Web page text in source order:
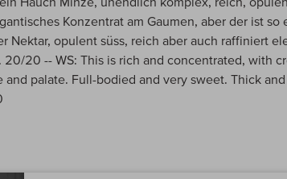
Konzentrat am Gaumen, aber der ist
Nektar, opulent süss, reich aber auch raffiniert
20/20 -- WS: This is rich and concentrated, with
and palate. Full-bodied and very sweet. Thick